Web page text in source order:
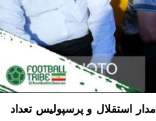
استقلال و پرسپولیس تعداد